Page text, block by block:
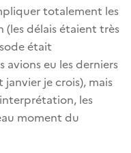
totalement les
(les délais étaient très
était
eu les derniers
je crois), mais
les
moment du